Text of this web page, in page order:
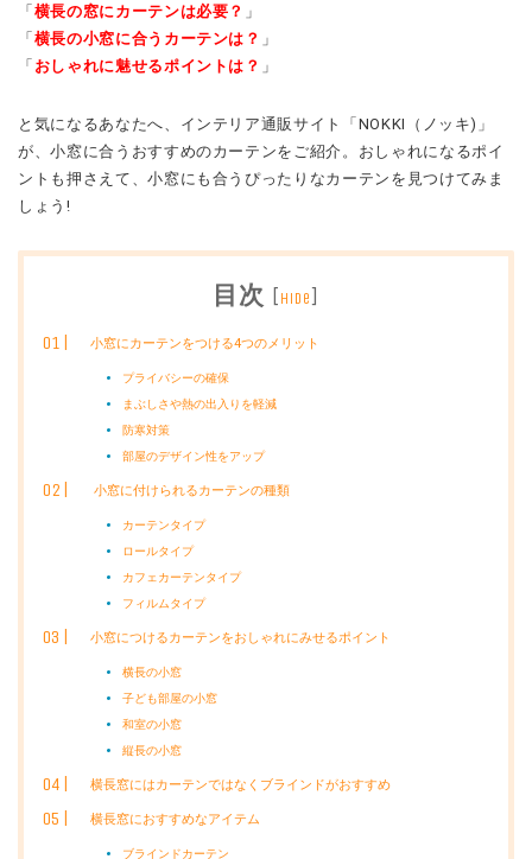
「 横長の窓にカーテンは必要？ 」
「 横長の小窓に合うカーテンは？ 」
「 おしゃれに魅せるポイントは？ 」
と気になるあなたへ、インテリア通販サイト「NOKKI（ノッキ)」
が、小窓に合うおすすめのカーテンをご紹介。おしゃれになるポイ
ントも押さえて、小窓にも合うぴったりなカーテンを見つけてみま
しょう!
目次 [hide]
小窓にカーテンをつける4つのメリット
プライバシーの確保
まぶしさや熱の出入りを軽減
防寒対策
部屋のデザイン性をアップ
小窓に付けられるカーテンの種類
カーテンタイプ
ロールタイプ
カフェカーテンタイプ
フィルムタイプ
小窓につけるカーテンをおしゃれにみせるポイント
横長の小窓
子ども部屋の小窓
和室の小窓
縦長の小窓
横長窓にはカーテンではなくブラインドがおすすめ
横長窓におすすめなアイテム
ブラインドカーテン